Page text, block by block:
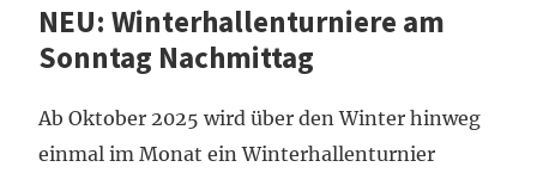
NEU: Winterhallenturniere am
Sonntag Nachmittag
Ab Oktober 2025 wird über den Winter hinweg
einmal im Monat ein Winterhallenturnier